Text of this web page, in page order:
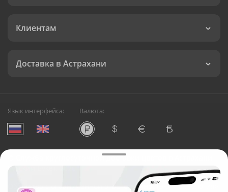
Клиентам
Доставка в Астрахани
Язык интерфейса: Валюта:
Служба круглосуточной доставки цветов в Астрахани
Русский Букет, 2026
Общество с ограниченной ответственностью «Технология»